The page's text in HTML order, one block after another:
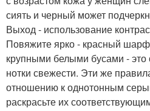
сиять и черный может
Выход - использование
Повяжите ярко - красный
крупными белыми бусами - это
нотки свежести. Эти же
отношению к однотонным
раскрасьте их